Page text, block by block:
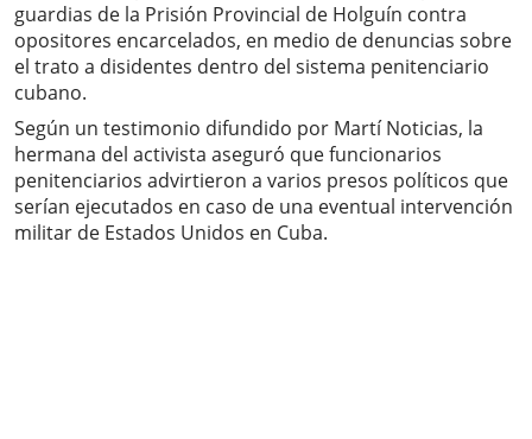
guardias de la Prisión Provincial de Holguín contra
opositores encarcelados, en medio de denuncias sobre
el trato a disidentes dentro del sistema penitenciario
cubano.
Según un testimonio difundido por Martí Noticias, la
hermana del activista aseguró que funcionarios
penitenciarios advirtieron a varios presos políticos que
serían ejecutados en caso de una eventual intervención
militar de Estados Unidos en Cuba.